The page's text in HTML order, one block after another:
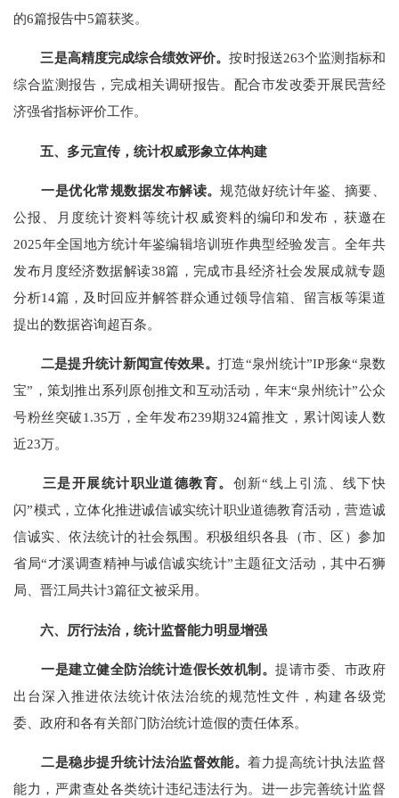
的6篇报告中5篇获奖。
三是高精度完成综合绩效评价。按时报送263个监测指标和
综合监测报告，完成相关调研报告。配合市发改委开展民营经
济强省指标评价工作。
五、 多元宣传，统计权威形象立体构建
一是优化常规数据发布解读。规范做好统计年鉴、摘要、
公报、月度统计资料等统计权威资料的编印和发布， 获邀在
2025年全国地方统计年鉴编辑培训班作典型经验发言。 全年共
发布月度经济数据解读38篇，完成市县经济社会发展成就专题
分析14篇，及时回应并解答群众通过领导信箱、留言板等渠道
提出的数据咨询超百条。
二是提升统计新闻宣传效果。 打造“泉州统计”IP形象“泉数
宝” ，策划推出系列原创推文和互动活动， 年末“泉州统计”公众
号粉丝突破1.35万，全年发布239期324篇推文，累计阅读人数
近23万。
三是开展统计职业道德教育。 创新“线上引流、线下快
闪”模式，立体化推进诚信诚实统计职业道德教育活动，营造诚
信诚实、依法统计的社会氛围。积极组织各县（市、区）参加
省局“才溪调查精神与诚信诚实统计”主题征文活动，其中石狮
局、晋江局共计3篇征文被采用。
六、 厉行法治，统计监督能力明显增强
一是建立健全防治统计造假长效机制。提请市委、市政府
出台深入推进依法统计依法治统的规范性文件，构建各级党
委、政府和各有关部门防治统计造假的责任体系。
二是稳步提升统计法治监督效能。着力提高统计执法监督
能力，严肃查处各类统计违纪违法行为。进一步完善统计监督